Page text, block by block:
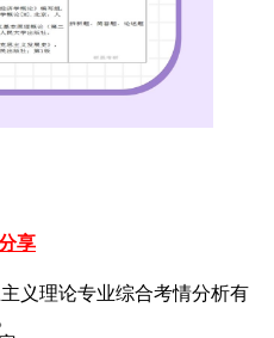
享
义理论专业综合考情分析有